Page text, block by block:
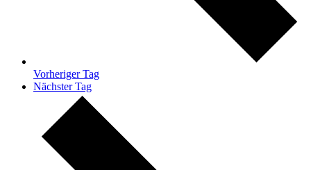
Vorheriger Tag
Nächster Tag